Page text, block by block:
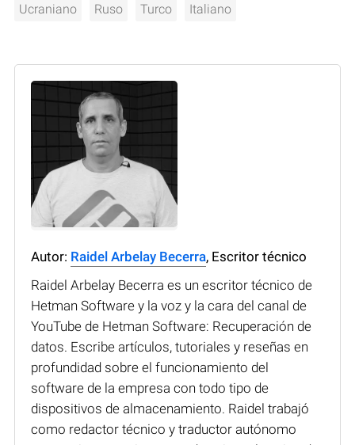
Ucraniano Ruso Turco Italiano
Autor: Raidel Arbelay Becerra, Escritor técnico
Raidel Arbelay Becerra es un escritor técnico de
Hetman Software y la voz y la cara del canal de
YouTube de Hetman Software: Recuperación de
datos. Escribe artículos, tutoriales y reseñas en
profundidad sobre el funcionamiento del
software de la empresa con todo tipo de
dispositivos de almacenamiento. Raidel trabajó
como redactor técnico y traductor autónomo